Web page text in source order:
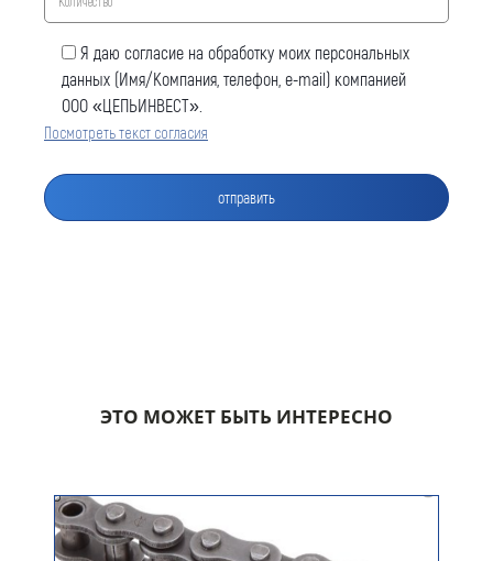
Я даю согласие на обработку моих персональных
данных (Имя/Компания, телефон, e-mail) компанией
ООО «ЦЕПЬИНВЕСТ».
Посмотреть текст согласия
ЭТО МОЖЕТ БЫТЬ ИНТЕРЕСНО
Номер телефона для связи (обязательно)